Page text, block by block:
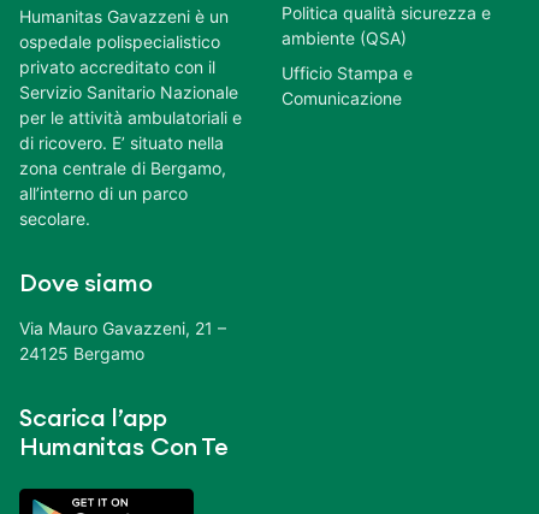
Humanitas Gavazzeni è un
ospedale polispecialistico
privato accreditato con il
Servizio Sanitario Nazionale
per le attività ambulatoriali e
di ricovero. E’ situato nella
zona centrale di Bergamo,
all’interno di un parco
secolare.
Dove siamo
Via Mauro Gavazzeni, 21 –
24125 Bergamo
Scarica l’app
Humanitas Con Te
Politica qualità sicurezza e
ambiente (QSA)
Ufficio Stampa e
Comunicazione